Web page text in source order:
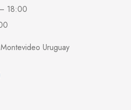
18:00
Uruguay